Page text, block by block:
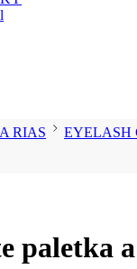
RIAS EYELASH
paletka